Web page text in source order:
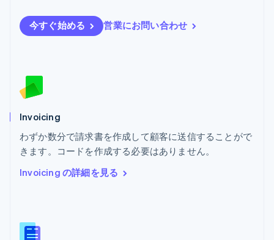
今すぐ始める 営業にお問い合わせ
Invoicing
わずか数分で請求書を作成して顧客に送信することがで
きます。コードを作成する必要はありません。
Invoicing の詳細を見る
ブラジル
PortuguêsEnglish
フランス
English
ベルギー
ポーランド
English
ポルトガル
PortuguêsEnglish
English
Español